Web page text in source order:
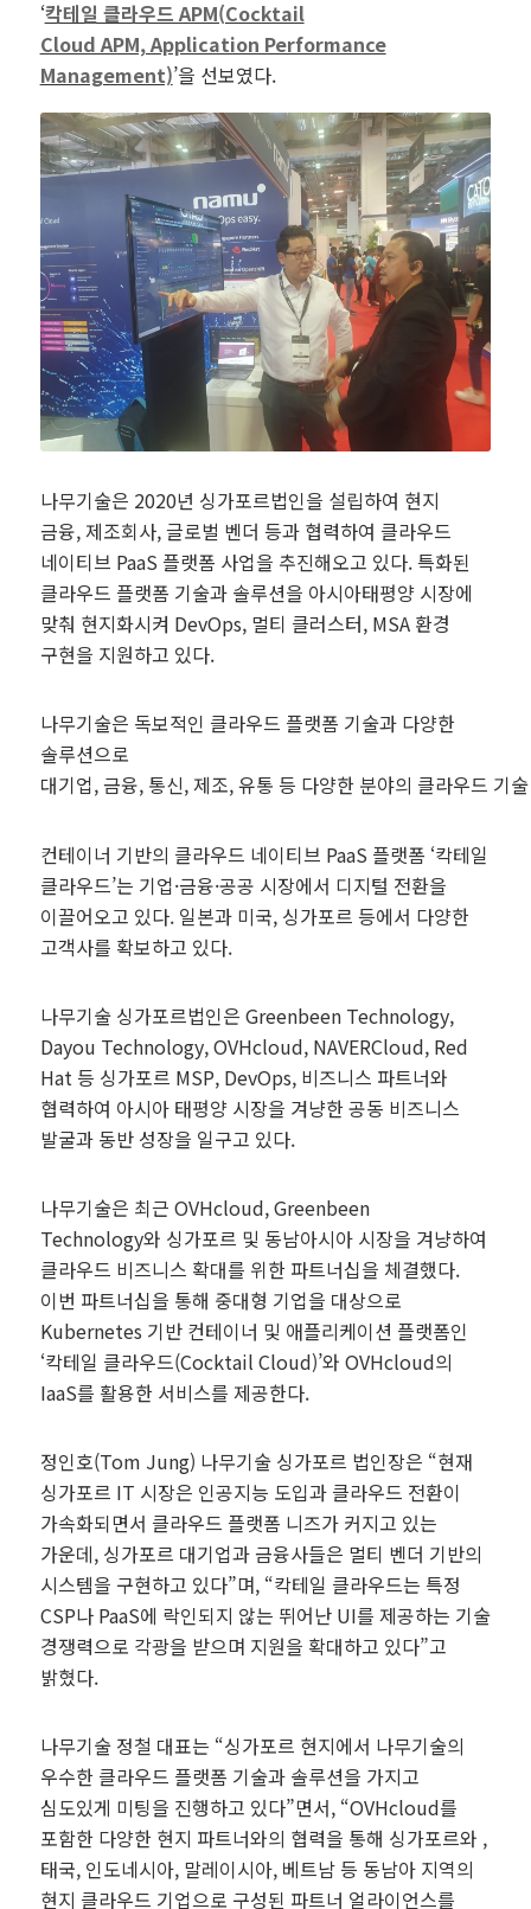
‘칵테일 클라우드 APM(Cocktail
Cloud APM, Application Performance
Management)’을 선보였다.
나무기술은 2020년 싱가포르법인을 설립하여 현지
금융, 제조회사, 글로벌 벤더 등과 협력하여 클라우드
네이티브 PaaS 플랫폼 사업을 추진해오고 있다. 특화된
클라우드 플랫폼 기술과 솔루션을 아시아태평양 시장에
맞춰 현지화시켜 DevOps, 멀티 클러스터, MSA 환경
구현을 지원하고 있다.
나무기술은 독보적인 클라우드 플랫폼 기술과 다양한
솔루션으로
대기업, 금융, 통신, 제조, 유통 등 다양한 분야의 클라우드 기
컨테이너 기반의 클라우드 네이티브 PaaS 플랫폼 ‘칵테일
클라우드’는 기업·금융·공공 시장에서 디지털 전환을
이끌어오고 있다. 일본과 미국, 싱가포르 등에서 다양한
고객사를 확보하고 있다.
나무기술 싱가포르법인은 Greenbeen Technology,
Dayou Technology, OVHcloud, NAVERCloud, Red
Hat 등 싱가포르 MSP, DevOps, 비즈니스 파트너와
협력하여 아시아 태평양 시장을 겨냥한 공동 비즈니스
발굴과 동반 성장을 일구고 있다.
나무기술은 최근 OVHcloud, Greenbeen
Technology와 싱가포르 및 동남아시아 시장을 겨냥하여
클라우드 비즈니스 확대를 위한 파트너십을 체결했다.
이번 파트너십을 통해 중대형 기업을 대상으로
Kubernetes 기반 컨테이너 및 애플리케이션 플랫폼인
‘칵테일 클라우드(Cocktail Cloud)’와 OVHcloud의
IaaS를 활용한 서비스를 제공한다.
정인호(Tom Jung) 나무기술 싱가포르 법인장은 “현재
싱가포르 IT 시장은 인공지능 도입과 클라우드 전환이
가속화되면서 클라우드 플랫폼 니즈가 커지고 있는
가운데, 싱가포르 대기업과 금융사들은 멀티 벤더 기반의
시스템을 구현하고 있다”며, “칵테일 클라우드는 특정
CSP나 PaaS에 락인되지 않는 뛰어난 UI를 제공하는 기술
경쟁력으로 각광을 받으며 지원을 확대하고 있다”고
밝혔다.
나무기술 정철 대표는 “싱가포르 현지에서 나무기술의
우수한 클라우드 플랫폼 기술과 솔루션을 가지고
심도있게 미팅을 진행하고 있다”면서, “OVHcloud를
포함한 다양한 현지 파트너와의 협력을 통해 싱가포르와 ,
태국, 인도네시아, 말레이시아, 베트남 등 동남아 지역의
현지 클라우드 기업으로 구성된 파트너 얼라이언스를